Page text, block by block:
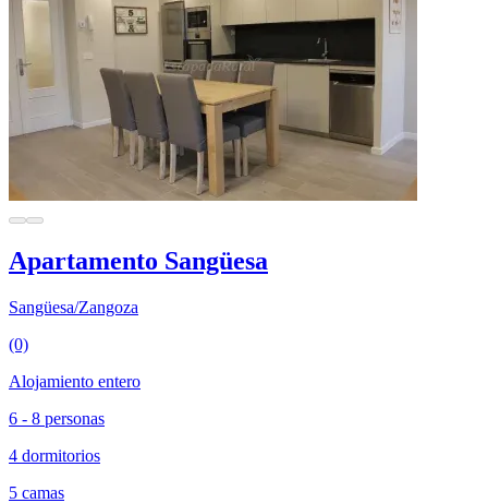
Apartamento Sangüesa
Sangüesa/Zangoza
(0)
Alojamiento entero
6 - 8 personas
4 dormitorios
5 camas